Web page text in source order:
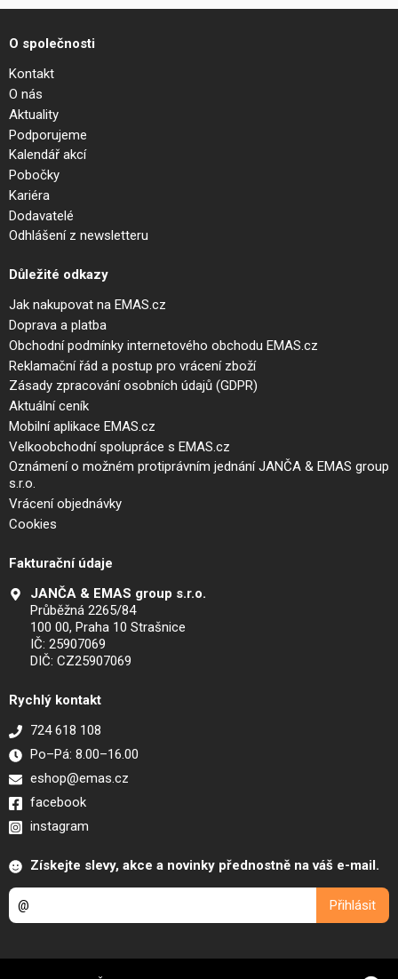
O společnosti
Kontakt
O nás
Aktuality
Podporujeme
Kalendář akcí
Pobočky
Kariéra
Dodavatelé
Odhlášení z newsletteru
Důležité odkazy
Jak nakupovat na EMAS.cz
Doprava a platba
Obchodní podmínky internetového obchodu EMAS.cz
Reklamační řád a postup pro vrácení zboží
Zásady zpracování osobních údajů (GDPR)
Aktuální ceník
Mobilní aplikace EMAS.cz
Velkoobchodní spolupráce s EMAS.cz
Oznámení o možném protiprávním jednání JANČA & EMAS group
s.r.o.
Vrácení objednávky
Cookies
Fakturační údaje
JANČA & EMAS group s.r.o.
Průběžná 2265/84
100 00, Praha 10 Strašnice
IČ: 25907069
DIČ: CZ25907069
Rychlý kontakt
724 618 108
Po–Pá: 8.00–16.00
eshop@emas.cz
facebook
instagram
Získejte slevy, akce a novinky přednostně na váš e-mail.